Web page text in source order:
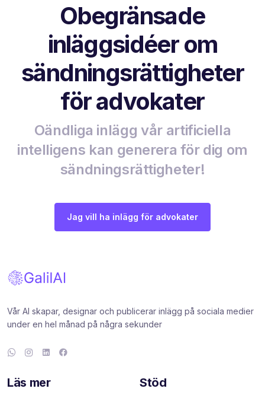
Obegränsade
inläggsidéer om
sändningsrättigheter
för advokater
Oändliga inlägg vår artificiella
intelligens kan generera för dig om
sändningsrättigheter!
Jag vill ha inlägg för advokater
Vår AI skapar, designar och publicerar inlägg på sociala medier
under en hel månad på några sekunder
Läs mer Stöd